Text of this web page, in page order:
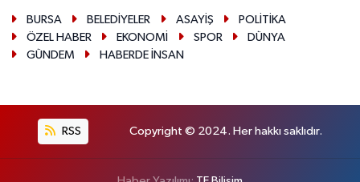
BURSA BELEDİYELER ASAYİŞ
POLİTİKA
ÖZEL HABER
EKONOMİ SPOR
DÜNYA
GÜNDEM
HABERDE İNSAN
RSS Copyright © 2024. Her hakkı saklıdır.